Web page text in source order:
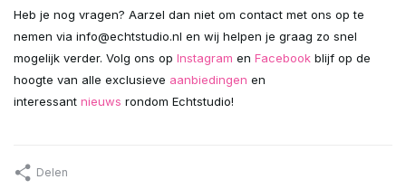
Heb je nog vragen? Aarzel dan niet om contact met ons op te
nemen via info@echtstudio.nl en wij helpen je graag zo snel
mogelijk verder. Volg ons op Instagram en Facebook blijf op de
hoogte van alle exclusieve aanbiedingen en
interessant nieuws rondom Echtstudio!
Delen